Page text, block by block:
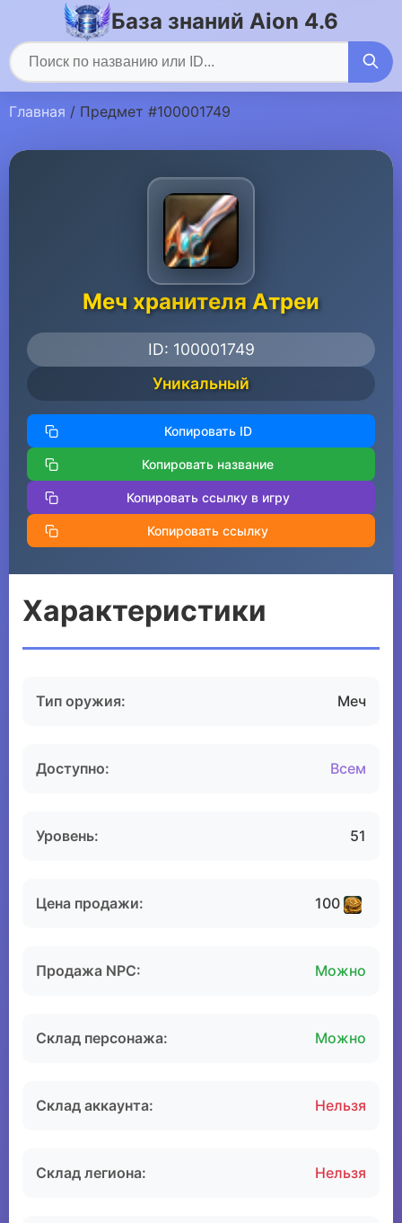
База знаний Aion 4.6
Главная / Предмет #100001749
Меч хранителя Атреи
ID: 100001749
Уникальный
Копировать ID
Копировать название
Копировать ссылку в игру
Копировать ссылку
Характеристики
Тип оружия: Меч
Доступно: Всем
Уровень: 51
Цена продажи: 100
Продажа NPC: Можно
Склад персонажа: Можно
Склад аккаунта: Нельзя
Склад легиона: Нельзя